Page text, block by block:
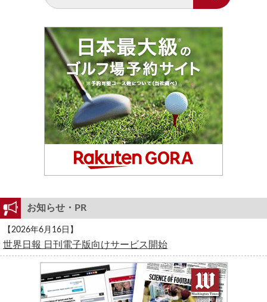
お知らせ・PR
【2026年6月16日】
世界日報 日刊電子版向けサービス開始